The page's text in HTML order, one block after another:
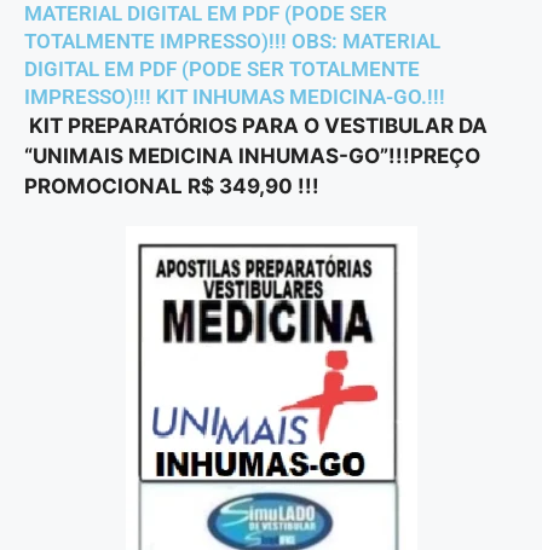
MATERIAL DIGITAL EM PDF (PODE SER
TOTALMENTE IMPRESSO)!!! OBS: MATERIAL
DIGITAL EM PDF (PODE SER TOTALMENTE
IMPRESSO)!!! KIT INHUMAS MEDICINA-GO.!!!
KIT PREPARATÓRIOS PARA O VESTIBULAR DA
“UNIMAIS MEDICINA INHUMAS-GO”!!!PREÇO
PROMOCIONAL R$ 349,90 !!!